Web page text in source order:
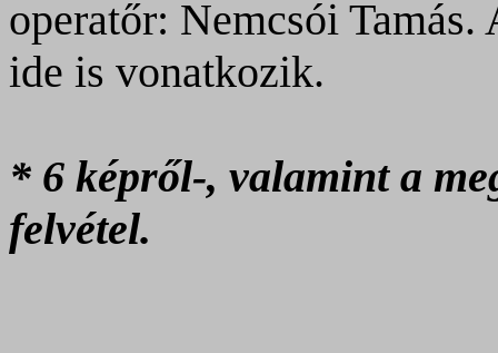
operatőr: Nemcsói
ide is vonatkozik.
* 6 képről-, valamint a
felvétel.